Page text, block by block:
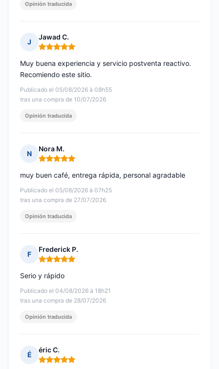
Opinión traducida
J
Jawad C.
Nota: 5 de 5
Publicado el 05/08/2026 à 08h55
tras una compra de 10/07/2026
Muy buena experiencia y servicio postventa reactivo.
Recomiendo este sitio.
Opinión traducida
N
Nora M.
Nota: 5 de 5
Publicado el 05/08/2026 à 07h25
tras una compra de 27/07/2026
muy buen café, entrega rápida, personal agradable
Opinión traducida
F
Frederick P.
Nota: 5 de 5
Publicado el 04/08/2026 à 18h21
tras una compra de 28/07/2026
Serio y rápido
Opinión traducida
É
éric C.
Nota: 5 de 5